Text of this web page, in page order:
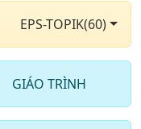
hoàng đạo
1
2
3
EPS-TOPIK(60)
GIÁO TRÌNH